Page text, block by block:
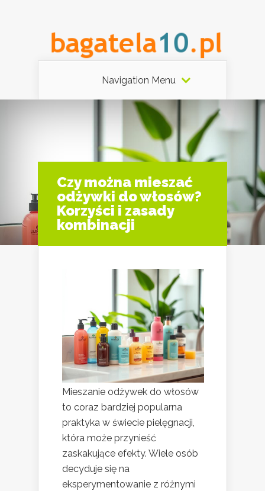
Navigation Menu
Czy można mieszać
odżywki do włosów?
Korzyści i zasady
kombinacji
Mieszanie odżywek do włosów
to coraz bardziej popularna
praktyka w świecie pielęgnacji,
która może przynieść
zaskakujące efekty. Wiele osób
decyduje się na
eksperymentowanie z różnymi